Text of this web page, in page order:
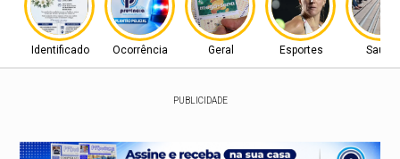
Identificado Ocorrência Geral Esportes Saúde
PUBLICIDADE